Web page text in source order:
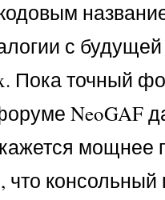
с
Пока точный
NeoGAF
мощнее
что